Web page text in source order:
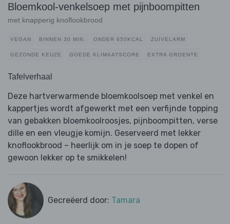
Bloemkool-venkelsoep met pijnboompitten
met knapperig knoflookbrood
VEGAN BINNEN 30 MIN. ONDER 650KCAL ZUIVELARM
GEZONDE KEUZE GOEDE KLIMAATSCORE EXTRA GROENTE
Tafelverhaal
Deze hartverwarmende bloemkoolsoep met venkel en
kappertjes wordt afgewerkt met een verfijnde topping
van gebakken bloemkoolroosjes, pijnboompitten, verse
dille en een vleugje komijn. Geserveerd met lekker
knoflookbrood – heerlijk om in je soep te dopen of
gewoon lekker op te smikkelen!
Gecreëerd door: Tamara